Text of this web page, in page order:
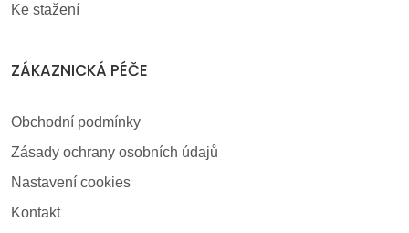
Ke stažení
ZÁKAZNICKÁ PÉČE
Obchodní podmínky
Zásady ochrany osobních údajů
Nastavení cookies
Kontakt